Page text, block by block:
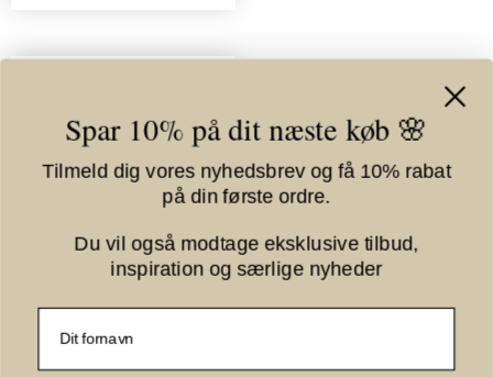
2319 Lucina leo-
BROWN
Spar 10% på dit næste køb 🌸
Tilmeld dig vores nyhedsbrev og få 10% rabat
på din første ordre.
Du vil også modtage eksklusive tilbud,
inspiration og særlige nyheder
Fornavn